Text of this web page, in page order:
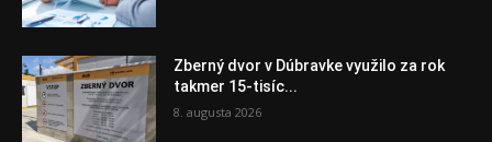
Zberný dvor v Dúbravke využilo za rok
takmer 15-tisíc...
8. augusta 2026